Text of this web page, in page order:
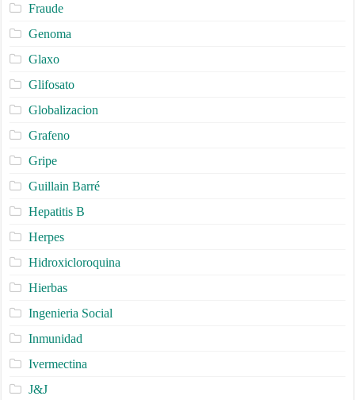
Fraude
Genoma
Glaxo
Glifosato
Globalizacion
Grafeno
Gripe
Guillain Barré
Hepatitis B
Herpes
Hidroxicloroquina
Hierbas
Ingenieria Social
Inmunidad
Ivermectina
J&J